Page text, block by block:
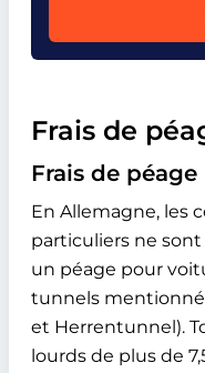
Frais de
Frais de péage
En Allemagne, les
particuliers ne
un péage pour
tunnels
et Herrentunnel).
lourds de plus de